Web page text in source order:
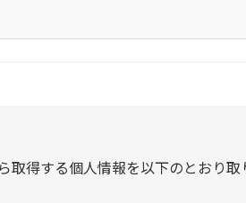
取得する個人情報を以下のとおり